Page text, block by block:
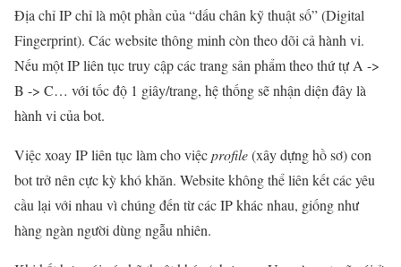
Địa chỉ IP chỉ là một phần của “dấu chân kỹ thuật số” (Digital
Fingerprint). Các website thông minh còn theo dõi cả hành vi.
Nếu một IP liên tục truy cập các trang sản phẩm theo thứ tự A ->
B -> C… với tốc độ 1 giây/trang, hệ thống sẽ nhận diện đây là
hành vi của bot.
Việc xoay IP liên tục làm cho việcprofile(xây dựng hồ sơ) con
bot trở nên cực kỳ khó khăn. Website không thể liên kết các yêu
cầu lại với nhau vì chúng đến từ các IP khác nhau, giống như
hàng ngàn người dùng ngẫu nhiên.